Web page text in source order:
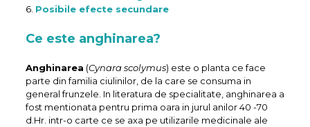
6. Posibile efecte secundare
Ce este anghinarea?
Anghinarea (Cynara scolymus) este o planta ce face
parte din familia ciulinilor, de la care se consuma in
general frunzele. In literatura de specialitate, anghinarea a
fost mentionata pentru prima oara in jurul anilor 40 -70
d.Hr. intr-o carte ce se axa pe utilizarile medicinale ale